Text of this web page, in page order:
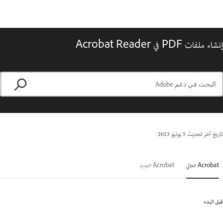
إنشاء ملفات PDF في Acrobat Reader
تاريخ آخر تحديث5 يونيو 2023
Acrobat الحالي Acrobat الجديد
قبل البدء